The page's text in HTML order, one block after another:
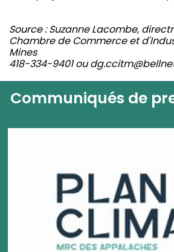
Source : Suzanne Lacombe,
Chambre de Commerce et
Mines
418-334-9401 ou
Communiqués de